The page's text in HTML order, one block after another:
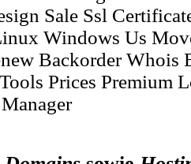
Sale Ssl
Windows Us
Backorder Whois
Prices Premium